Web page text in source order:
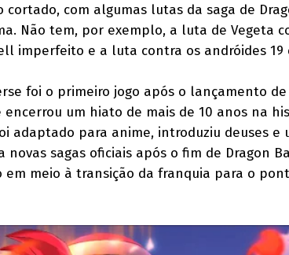
com algumas lutas da saga de
Não tem, por exemplo, a luta de Vegeta
imperfeito e a luta contra os andróides 19
foi o primeiro jogo após o lançamento de
um hiato de mais de 10 anos na
adaptado para anime, introduziu deuses e
sagas oficiais após o fim de Dragon
em meio à transição da franquia para o